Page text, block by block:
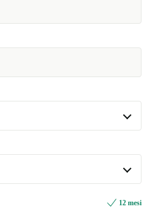
12 mesi